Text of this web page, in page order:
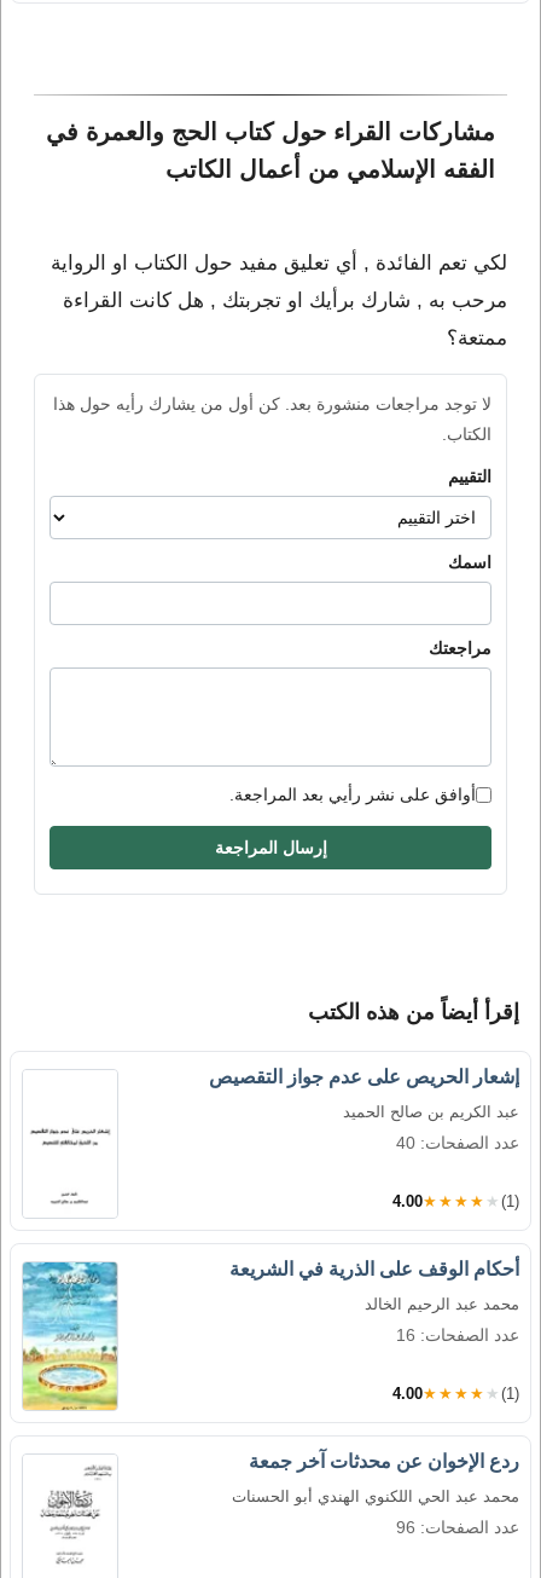
مشاركات القراء حول كتاب الحج والعمرة في
الفقه الإسلامي من أعمال الكاتب
لكي تعم الفائدة , أي تعليق مفيد حول الكتاب او الرواية
مرحب به , شارك برأيك او تجربتك , هل كانت القراءة
ممتعة؟
لا توجد مراجعات منشورة بعد. كن أول من يشارك رأيه حول هذا
الكتاب.
التقييم
اسمك
مراجعتك
أوافق على نشر رأيي بعد المراجعة.
إرسال المراجعة
إقرأ أيضاً من هذه الكتب
إشعار الحريص على عدم جواز التقصيص
عبد الكريم بن صالح الحميد
عدد الصفحات: 40
4.00★★★★★ (1)
أحكام الوقف على الذرية في الشريعة
محمد عبد الرحيم الخالد
عدد الصفحات: 16
4.00★★★★★ (1)
ردع الإخوان عن محدثات آخر جمعة
محمد عبد الحي اللكنوي الهندي أبو الحسنات
عدد الصفحات: 96